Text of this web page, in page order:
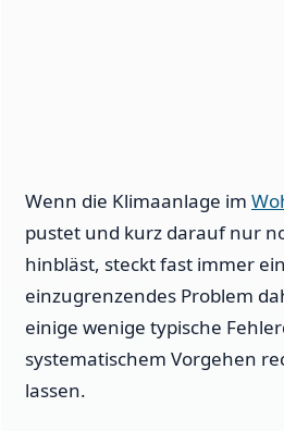
Wenn die Klimaanlage im
pustet und kurz darauf nur
hinbläst, steckt fast immer
einzugrenzendes Problem
einige wenige typische
systematischem Vorgehen
lassen.